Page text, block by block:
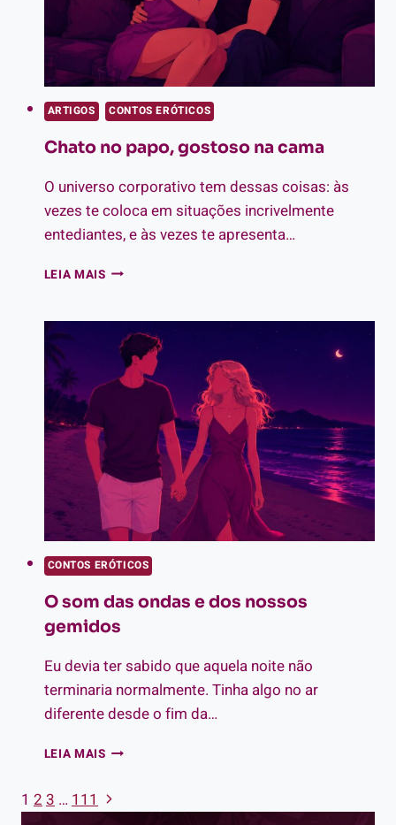
ARTIGOS CONTOS ERÓTICOS
Chato no papo, gostoso na cama
O universo corporativo tem dessas coisas: às
vezes te coloca em situações incrivelmente
entediantes, e às vezes te apresenta…
LEIA MAISCHATO
GOSTOSO
NA
CAMA
CONTOS ERÓTICOS
O som das ondas e dos nossos
gemidos
Eu devia ter sabido que aquela noite não
terminaria normalmente. Tinha algo no ar
diferente desde o fim da…
LEIA MAISO
ONDAS
Navegação
1 2 3 … 111 Página